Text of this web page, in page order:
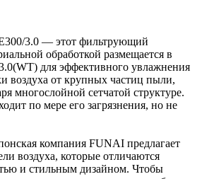
3.0 — этот фильтрующий
обработкой размещается в
для эффективного увлажнения
воздуха от крупных частиц пыли,
многослойной сетчатой структуре.
по мере его загрязнения, но не
компания FUNAI предлагает
воздуха, которые отличаются
и стильным дизайном. Чтобы